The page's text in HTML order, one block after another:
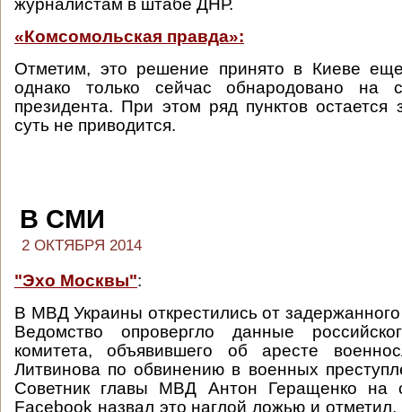
журналистам в штабе ДНР.
«Комсомольская правда»:
Отметим, это решение принято в Киеве
однако только сейчас обнародовано на
президента. При этом ряд пунктов остается
суть не приводится.
В СМИ
2 ОКТЯБРЯ 2014
"Эхо Москвы":
В МВД Украины открестились от
Ведомство опровергло данные
комитета, объявившего об аресте
Литвинова по обвинению в военных
Советник главы МВД Антон Геращенко на
Facebook назвал это наглой ложью и отметил,